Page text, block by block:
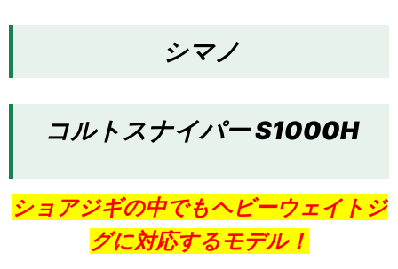
シマノ
コルトスナイパー S1000H
ショアジギの中でもヘビーウェイトジ
グに対応するモデル！